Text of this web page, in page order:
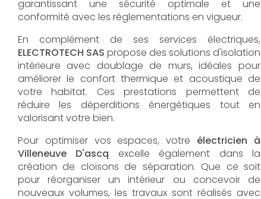
garantissant une sécurité optimale et une
conformité avec les réglementations en vigueur.
En complément de ses services électriques,
ELECTROTECH SAS propose des solutions d'isolation
intérieure avec doublage de murs, idéales pour
améliorer le confort thermique et acoustique de
votre habitat. Ces prestations permettent de
réduire les déperditions énergétiques tout en
valorisant votre bien.
Pour optimiser vos espaces, votre électricien à
Villeneuve D'ascq excelle également dans la
création de cloisons de séparation. Que ce soit
pour réorganiser un intérieur ou concevoir de
nouveaux volumes, les travaux sont réalisés avec